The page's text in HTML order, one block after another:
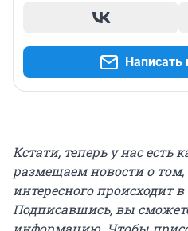
Кстати, теперь у нас есть
размещаем новости о
интересного происходит
Подписавшись, вы